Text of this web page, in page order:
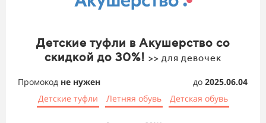
Детские туфли в Акушерство со
скидкой до 30%! >> для девочек
Промокод не нужен до 2025.06.04
Детские туфли
Летняя обувь Детская обувь